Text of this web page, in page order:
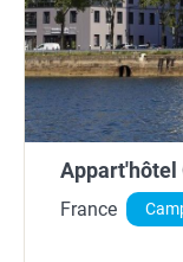
Appart'hôtel
France